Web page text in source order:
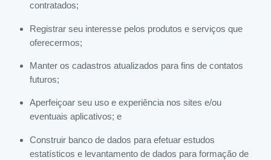
contratados;
Registrar seu interesse pelos produtos e serviços que
oferecermos;
Manter os cadastros atualizados para fins de contatos
futuros;
Aperfeiçoar seu uso e experiência nos sites e/ou
eventuais aplicativos; e
Construir banco de dados para efetuar estudos
estatísticos e levantamento de dados para formação de